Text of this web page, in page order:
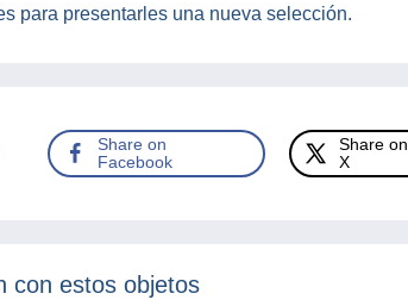
para presentarles una nueva selección.
Share on
Facebook
Share on
X
con estos objetos